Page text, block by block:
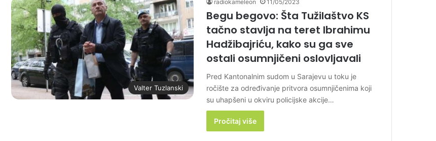
Valter Tuzlanski
radiokameleon 11/05/2023
Begu begovo: Šta Tužilaštvo KS
tačno stavlja na teret Ibrahimu
Hadžibajriću, kako su ga sve
ostali osumnjičeni oslovljavali
Pred Kantonalnim sudom u Sarajevu u toku je
ročište za određivanje pritvora osumnjičenima koji
su uhapšeni u okviru policijske akcije…
Pročitaj više